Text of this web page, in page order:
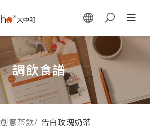
調飲食譜
創意茶飲/ 告白玫瑰奶茶